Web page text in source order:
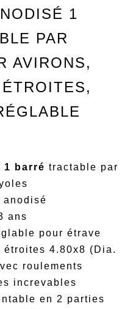
1
PAR
AVIRONS,
1 barré tractable par
anodisé
ans
pour étrave
étroites 4.80x8 (Dia.
roulements
increvables
en 2 parties